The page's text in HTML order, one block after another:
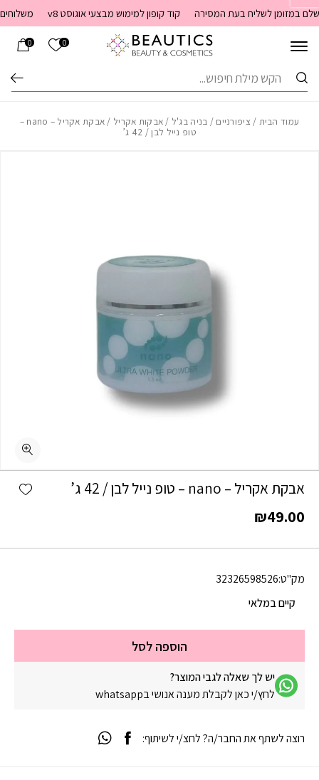
Skip to Content קוד קופון למימוש מבצעי אוגוסט v8 משלוחים מהירים עד העסק תוך 1-4 ימי
0 הרשימה
0
חיפוש
עמוד הבית / ציפורניים / בניה בג'ל / אבקות אקריל
/ אבקת אקריל – nano –
טופ נייל לבן / 42 ג’
אבקת אקריל – nano – טופ נייל לבן / 42 ג’
₪49.00
מק"ט:32326598526
קיים במלאי
הוספה לסל
יש לך שאלה לגבי המוצר?
לחץ/י כאן לקבלת מענה אנושי בwhatsapp
רוצה לשתף את החבר/ה? לחצ/י לשיתוף:
בחזרה למעלה